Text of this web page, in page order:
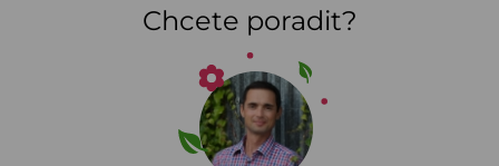
Chcete poradit?